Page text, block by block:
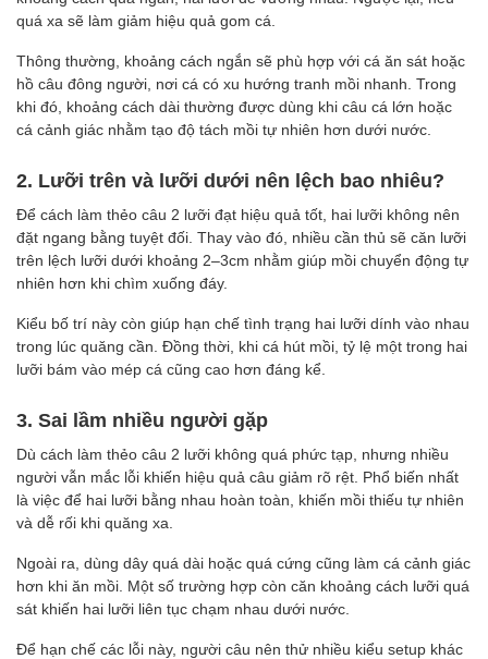
quá xa sẽ làm giảm hiệu quả gom cá.
Thông thường, khoảng cách ngắn sẽ phù hợp với cá ăn sát hoặc
hồ câu đông người, nơi cá có xu hướng tranh mồi nhanh. Trong
khi đó, khoảng cách dài thường được dùng khi câu cá lớn hoặc
cá cảnh giác nhằm tạo độ tách mồi tự nhiên hơn dưới nước.
2. Lưỡi trên và lưỡi dưới nên lệch bao nhiêu?
Để cách làm thẻo câu 2 lưỡi đạt hiệu quả tốt, hai lưỡi không nên
đặt ngang bằng tuyệt đối. Thay vào đó, nhiều cần thủ sẽ căn lưỡi
trên lệch lưỡi dưới khoảng 2–3cm nhằm giúp mồi chuyển động tự
nhiên hơn khi chìm xuống đáy.
Kiểu bố trí này còn giúp hạn chế tình trạng hai lưỡi dính vào nhau
trong lúc quăng cần. Đồng thời, khi cá hút mồi, tỷ lệ một trong hai
lưỡi bám vào mép cá cũng cao hơn đáng kể.
3. Sai lầm nhiều người gặp
Dù cách làm thẻo câu 2 lưỡi không quá phức tạp, nhưng nhiều
người vẫn mắc lỗi khiến hiệu quả câu giảm rõ rệt. Phổ biến nhất
là việc để hai lưỡi bằng nhau hoàn toàn, khiến mồi thiếu tự nhiên
và dễ rối khi quăng xa.
Ngoài ra, dùng dây quá dài hoặc quá cứng cũng làm cá cảnh giác
hơn khi ăn mồi. Một số trường hợp còn căn khoảng cách lưỡi quá
sát khiến hai lưỡi liên tục chạm nhau dưới nước.
Để hạn chế các lỗi này, người câu nên thử nhiều kiểu setup khác